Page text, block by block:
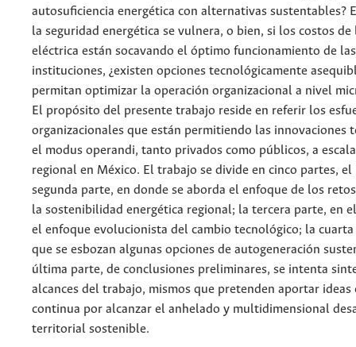
autosuficiencia energética con alternativas sustentables?
la seguridad energética se vulnera, o bien, si los costos de
eléctrica están socavando el óptimo funcionamiento de
instituciones, ¿existen opciones tecnológicamente
permitan optimizar la operación organizacional a nivel
El propósito del presente trabajo reside en referir los
organizacionales que están permitiendo las innovaciones
el modus operandi, tanto privados como públicos, a
regional en México. El trabajo se divide en cinco partes,
segunda parte, en donde se aborda el enfoque de los
la sostenibilidad energética regional; la tercera parte, en
el enfoque evolucionista del cambio tecnológico; la
que se esbozan algunas opciones de autogeneración
última parte, de conclusiones preliminares, se intenta
alcances del trabajo, mismos que pretenden aportar ideas
continua por alcanzar el anhelado y multidimensional
territorial sostenible.